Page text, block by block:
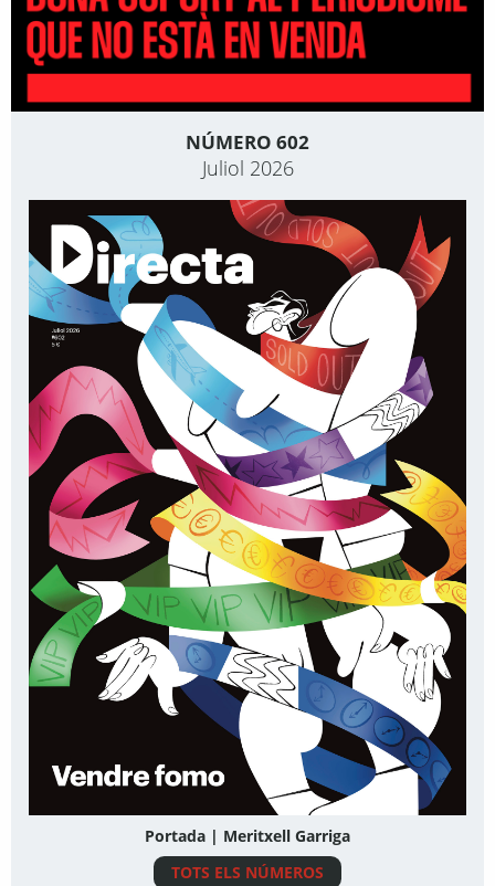
NÚMERO 602
Juliol 2026
Portada | Meritxell Garriga
TOTS ELS NÚMEROS